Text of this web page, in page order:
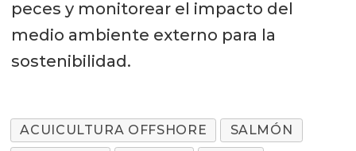
peces y monitorear el impacto del
medio ambiente externo para la
sostenibilidad.
ACUICULTURA OFFSHORE
SALMÓN